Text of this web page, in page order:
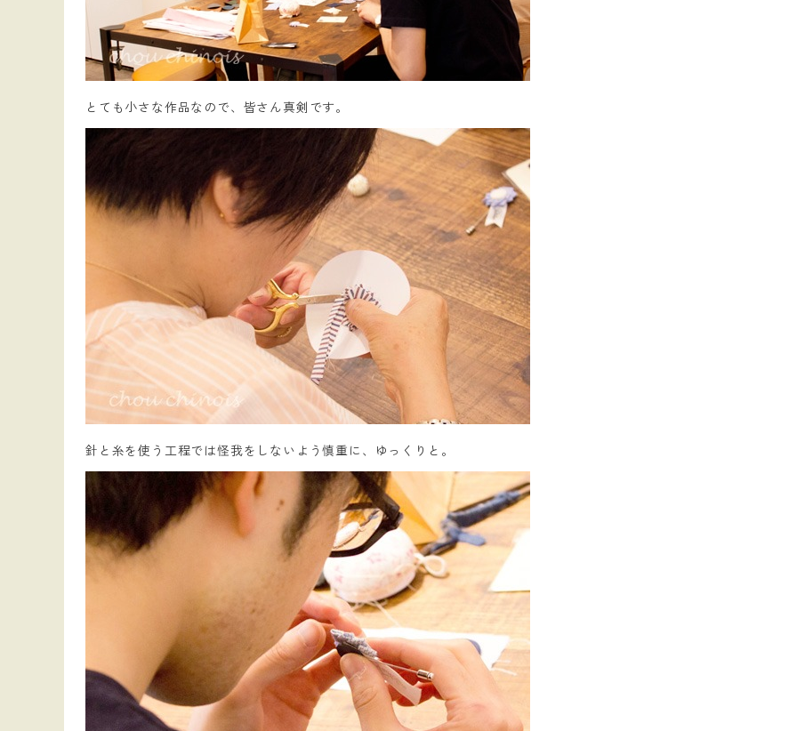
とても小さな作品なので、皆さん真剣です。
針と糸を使う工程では怪我をしないよう慎重に、ゆっくりと。